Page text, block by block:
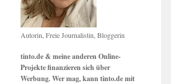
Autorin, Freie Journalistin, Bloggerin
tinto.de & meine anderen Online-
Projekte finanzieren sich über
Werbung. Wer mag, kann tinto.de mit